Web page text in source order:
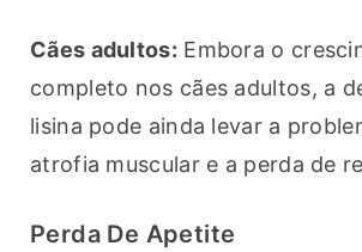
Cães adultos: Embora o
completo nos cães adultos, a
lisina pode ainda levar a
atrofia muscular e a perda de
Perda De Apetite